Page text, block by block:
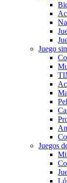
Juego
Juegos